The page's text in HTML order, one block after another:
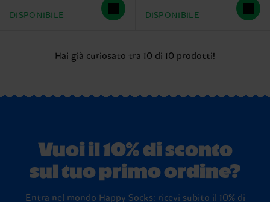
DISPONIBILE DISPONIBILE
Hai già curiosato tra 10 di 10 prodotti!
Vuoi il 10% di sconto
sul tuo primo ordine?
Entra nel mondo Happy Socks: ricevi subito il 10% di